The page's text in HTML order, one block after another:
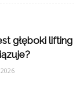
głęboki lifting